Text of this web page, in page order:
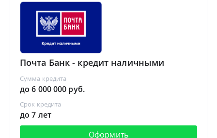
Почта Банк - кредит наличными
Сумма кредита
до 6 000 000 руб.
Срок кредита
до 7 лет
Оформить